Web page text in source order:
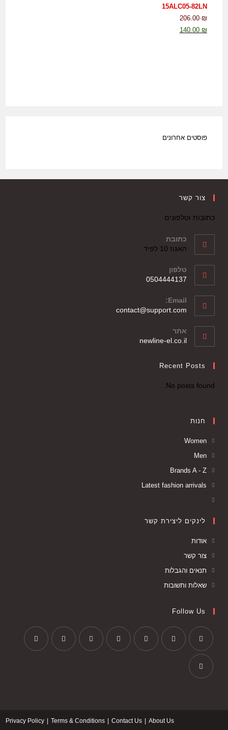
15ALC05-82LN
206.00₪
140.00 ₪
פוסטים אחרונים
צור קשר
כתובות וטלפונים
כתובת
האגוז 10 לפיד
טלפון
0504444137
Email:
contact@support.com
אתר
newline-el.co.il
Recent Posts
No posts found.
חנות
Women
Men
Brands A - Z
Latest fashion arrivals
לינקים ליצירת קשר
אודות
צור קשר
תנאים והגבלות
שאלות ותשובות
Follow Us
About Us
Contact Us
Terms & Conditions
Privacy Policy